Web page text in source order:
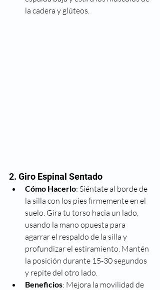
la cadera y glúteos.
2. Giro Espinal Sentado
Cómo Hacerlo: Siéntate al borde de
la silla con los pies firmemente en el
suelo. Gira tu torso hacia un lado,
usando la mano opuesta para
agarrar el respaldo de la silla y
profundizar el estiramiento. Mantén
la posición durante 15-30 segundos
y repite del otro lado.
Beneficios: Mejora la movilidad de